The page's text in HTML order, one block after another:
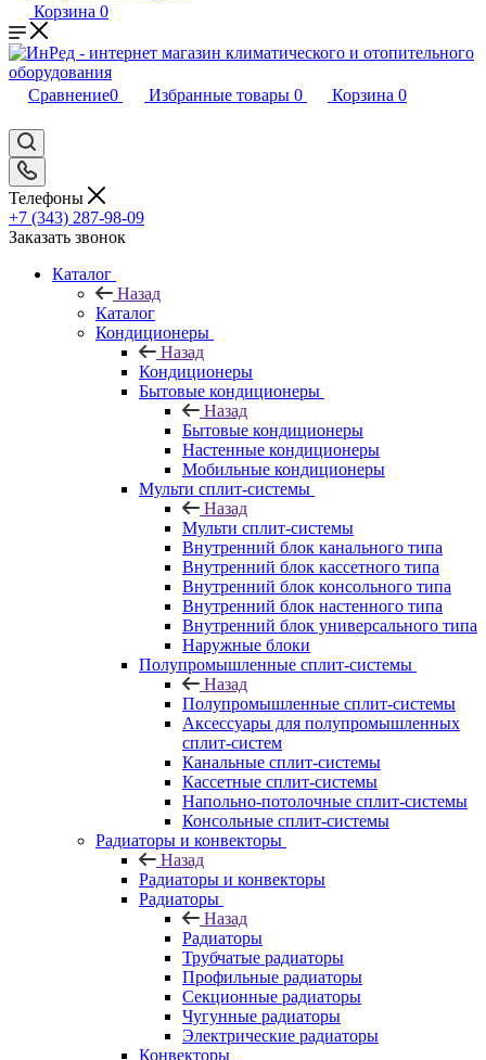
Корзина 0
Сравнение0 Избранные товары 0 Корзина 0
Телефоны
+7 (343) 287-98-09
Заказать звонок
Каталог
Назад
Каталог
Кондиционеры
Назад
Кондиционеры
Бытовые кондиционеры
Назад
Бытовые кондиционеры
Настенные кондиционеры
Мобильные кондиционеры
Мульти сплит-системы
Назад
Мульти сплит-системы
Внутренний блок канального типа
Внутренний блок кассетного типа
Внутренний блок консольного типа
Внутренний блок настенного типа
Внутренний блок универсального типа
Наружные блоки
Полупромышленные сплит-системы
Назад
Полупромышленные сплит-системы
Аксессуары для полупромышленных
сплит-систем
Канальные сплит-системы
Кассетные сплит-системы
Напольно-потолочные сплит-системы
Консольные сплит-системы
Радиаторы и конвекторы
Назад
Радиаторы и конвекторы
Радиаторы
Назад
Радиаторы
Трубчатые радиаторы
Профильные радиаторы
Секционные радиаторы
Чугунные радиаторы
Электрические радиаторы
Конвекторы